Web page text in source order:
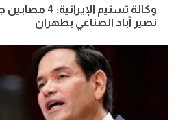
وكالة تسنيم
نصير آباد الصناعي بطهران